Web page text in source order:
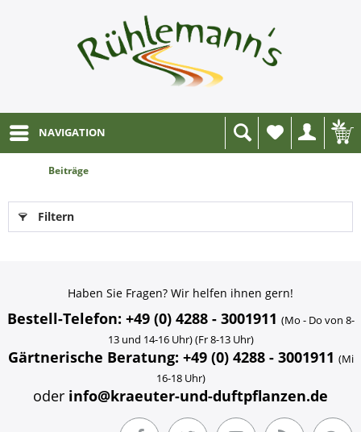
NAVIGATION
Wunschliste
Beiträge
Filtern
Haben Sie Fragen? Wir helfen ihnen gern!
Bestell-Telefon: +49 (0) 4288 - 3001911 (Mo - Do von 8-
13 und 14-16 Uhr) (Fr 8-13 Uhr)
Gärtnerische Beratung: +49 (0) 4288 - 3001911 (Mi
16-18 Uhr)
oder info@kraeuter-und-duftpflanzen.de